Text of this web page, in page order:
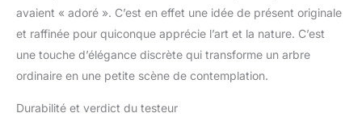
avaient « adoré ». C’est en effet une idée de présent originale
et raffinée pour quiconque apprécie l’art et la nature. C’est
une touche d’élégance discrète qui transforme un arbre
ordinaire en une petite scène de contemplation.
Durabilité et verdict du testeur